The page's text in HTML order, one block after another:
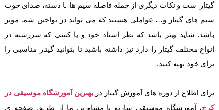
گیتار است و نکات دیگری از جمله فاصله سیم ها با دسته، صدای خوب
سیم های گیتار و… عواملی هستند که می تواند در نواختن شما موثر
باشد. شاید بهتر باشد که نظر استاد خود و یا کسی که سررشته در
انواع مختلف گیتار را دارد نیز داشته باشید تا بتوانید گیتار مناسبی را
برای خود تهیه کنید.
برای اطلاع از دوره های آموزش گیتار در بهترین آموزشگاه موسیقی در
کرج، آموزشگاه موسیقی سازنو با مشاورین ما از طریق صفحه ی